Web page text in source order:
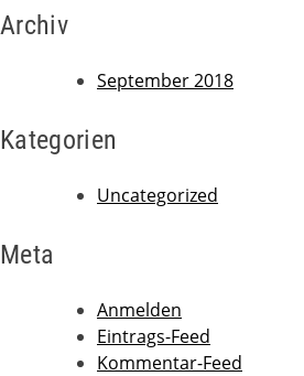
Archiv
September 2018
Kategorien
Uncategorized
Meta
Anmelden
Eintrags-Feed
Kommentar-Feed